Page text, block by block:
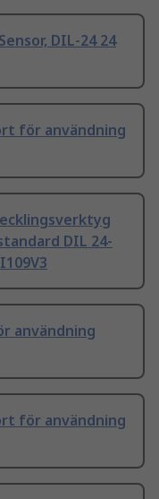
DIL-24 24
för användning
DIL 24-
användning
för användning